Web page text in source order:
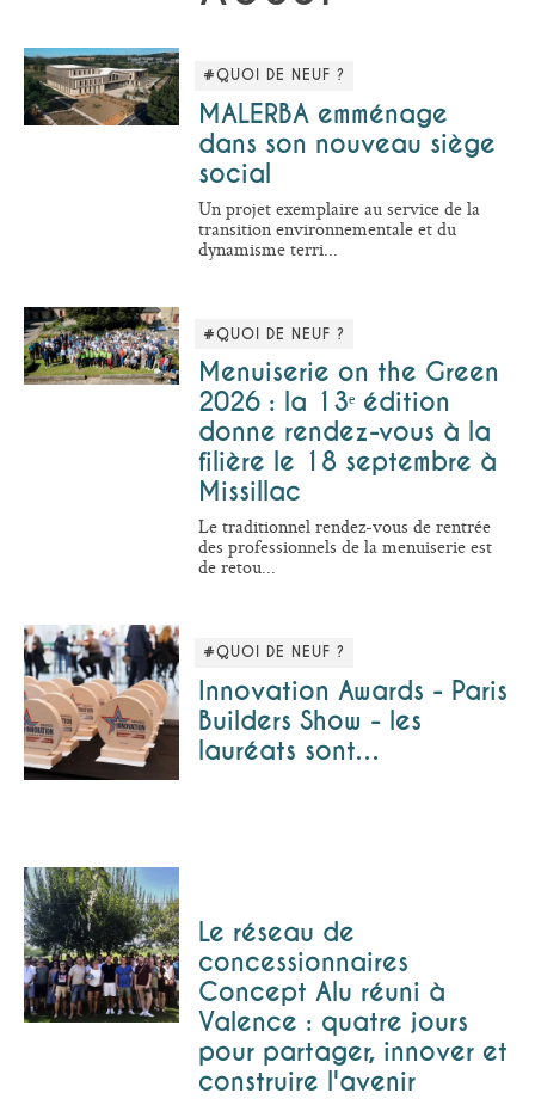
#QUOI DE NEUF ?
MALERBA emménage
dans son nouveau siège
social
Un projet exemplaire au service de la
transition environnementale et du
dynamisme terri...
#QUOI DE NEUF ?
Menuiserie on the Green
2026 : la 13ᵉ édition
donne rendez-vous à la
filière le 18 septembre à
Missillac
Le traditionnel rendez-vous de rentrée
des professionnels de la menuiserie est
de retou...
#QUOI DE NEUF ?
Innovation Awards - Paris
Builders Show - les
lauréats sont…
Le réseau de
concessionnaires
Concept Alu réuni à
Valence : quatre jours
pour partager, innover et
construire l'avenir